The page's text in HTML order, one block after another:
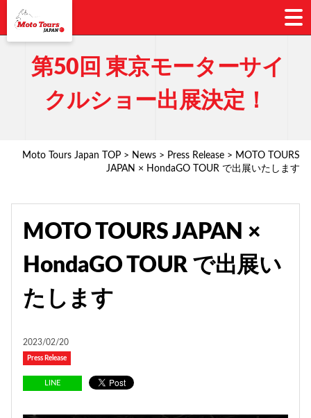
第50回 東京モーターサイ
クルショー出展決定！
Moto Tours Japan TOP > News > Press Release > MOTO TOURS
JAPAN × HondaGO TOUR で出展いたします
MOTO TOURS JAPAN ×
HondaGO TOUR で出展い
たします
2023/02/20
Press Release
LINE